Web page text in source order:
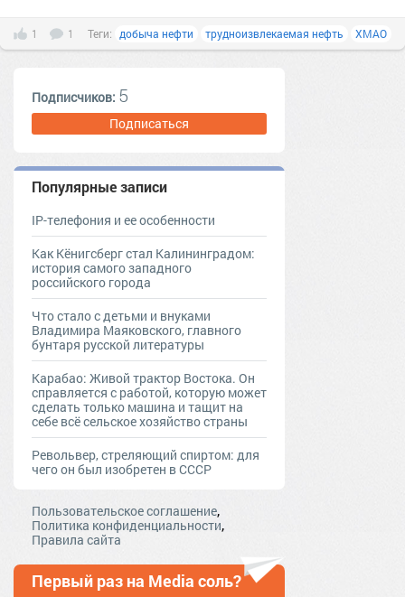
1 1 Теги: добыча нефти трудноизвлекаемая нефть ХМАО
Подписчиков: 5
Подписаться
Популярные записи
IP-телефония и ее особенности
Как Кёнигсберг стал Калининградом:
история самого западного
российского города
Что стало с детьми и внуками
Владимира Маяковского, главного
бунтаря русской литературы
Карабао: Живой трактор Востока. Он
справляется с работой, которую может
сделать только машина и тащит на
себе всё сельское хозяйство страны
Револьвер, стреляющий спиртом: для
чего он был изобретен в СССР
Пользовательское соглашение,
Политика конфиденциальности,
Правила сайта
Первый раз на Media соль?